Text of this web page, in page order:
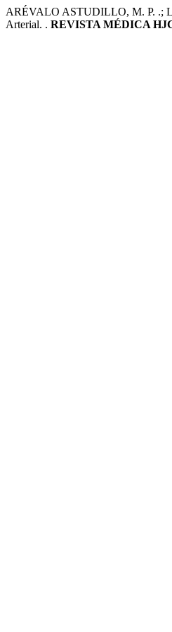
ARÉVALO ASTUDILLO, M. P. .;
Arterial. . REVISTA MÉDICA